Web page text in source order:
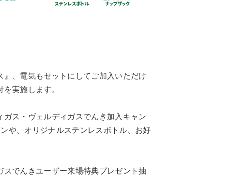
、電気もセットにしてご加入いただけ
実施します。
ス・ヴェルディガスでんき加入キャン
や、オリジナルステンレスボトル、お好
でんきユーザー来場特典プレゼント抽